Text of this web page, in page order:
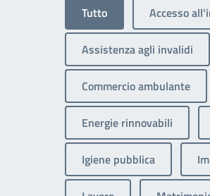
Tutto Accesso
Assistenza agli invalidi
Commercio ambulante
Energie rinnovabili
Igiene pubblica